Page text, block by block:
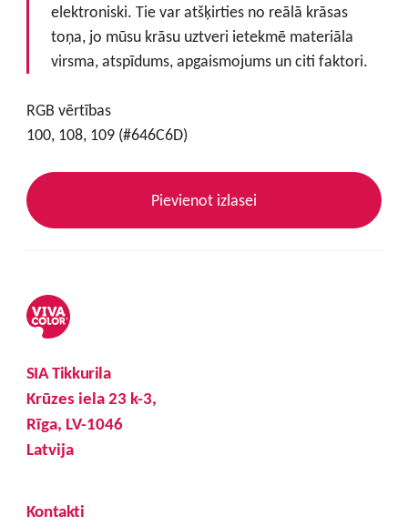
elektroniski. Tie var atšķirties no reālā krāsas
toņa, jo mūsu krāsu uztveri ietekmē materiāla
virsma, atspīdums, apgaismojums un citi faktori.
RGB vērtības
100, 108, 109 (#646C6D)
Pievienot izlasei
SIA Tikkurila
Krūzes iela 23 k-3,
Rīga, LV-1046
Latvija
Kontakti